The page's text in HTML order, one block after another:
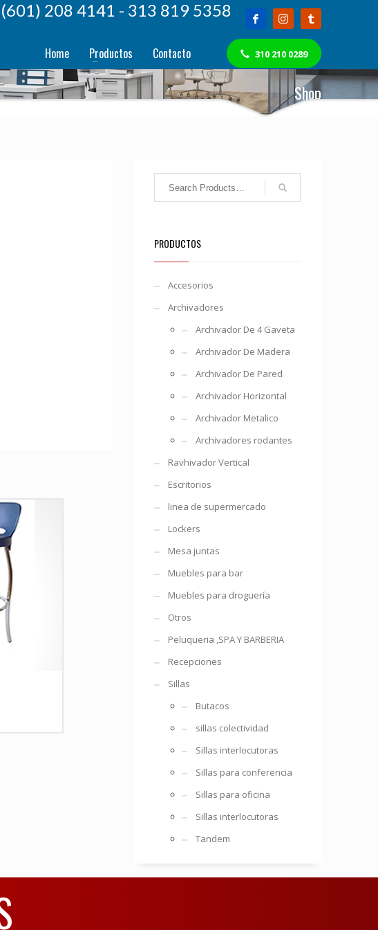
(601) 208 4141 - 313 819 5358
Home Productos Contacto 310 210 0289
Shop
PRODUCTOS
Accesorios
Archivadores
Archivador De 4 Gaveta
Archivador De Madera
Archivador De Pared
Archivador Horizontal
Archivador Metalico
Archivadores rodantes
Ravhivador Vertical
Escritorios
linea de supermercado
Lockers
Mesa juntas
Muebles para bar
Muebles para droguería
Otros
Peluqueria ,SPA Y BARBERIA
Recepciones
Sillas
Butacos
sillas colectividad
Sillas interlocutoras
Sillas para conferencia
Sillas para oficina
Sillas interlocutoras
Tandem